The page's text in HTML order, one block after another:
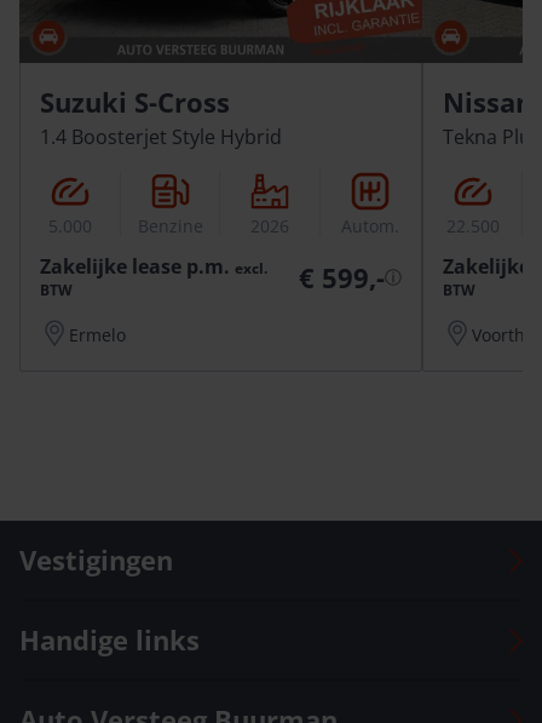
Suzuki S-Cross
1.4 Boosterjet Style Hybrid
5.000 Benzine 2026 Autom.
Zakelijke lease p.m. excl.
BTW
€ 599,-ⓘ
Ermelo
Nissan
Tekna
22.500
Zakelijke
BTW
Vestigingen
Auto Versteeg Buurman Barneveld Zuid
Handige links